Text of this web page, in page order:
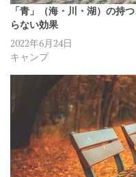
「青」（海・川・湖）の持
らない効果
2022年6月24日
キャンプ